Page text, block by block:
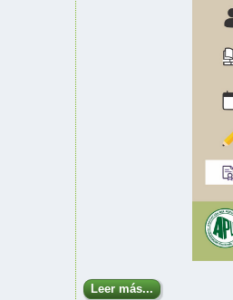
Leer más...